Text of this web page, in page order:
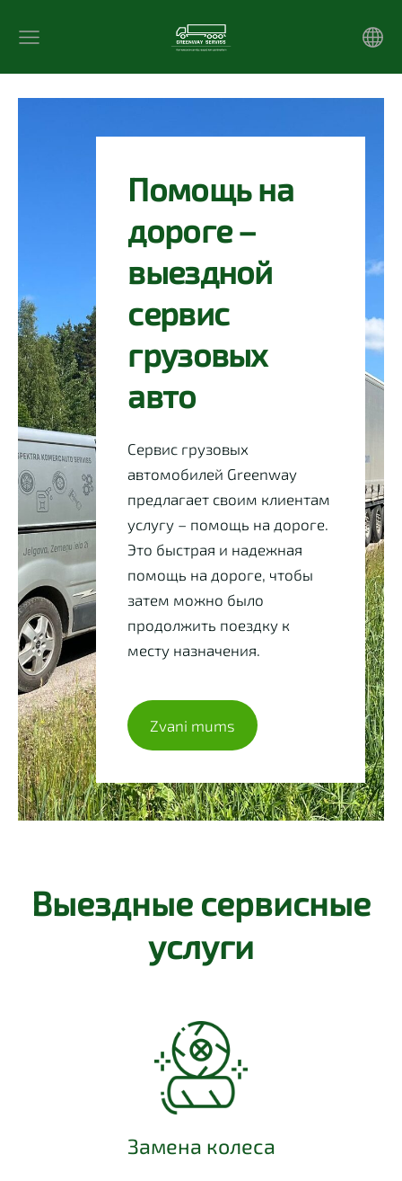
Помощь на
дороге –
выездной
сервис
грузовых
авто
Сервис грузовых
автомобилей Greenway
предлагает своим клиентам
услугу – помощь на дороге.
Это быстрая и надежная
помощь на дороге, чтобы
затем можно было
продолжить поездку к
месту назначения.
​Zvani mums​
Выездные сервисные
услуги
Замена колеса